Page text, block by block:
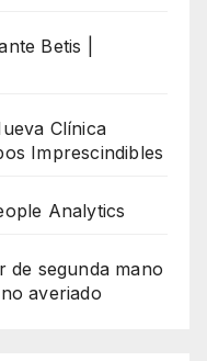
Betis |
Clínica
Imprescindibles
Analytics
de segunda mano
averiado